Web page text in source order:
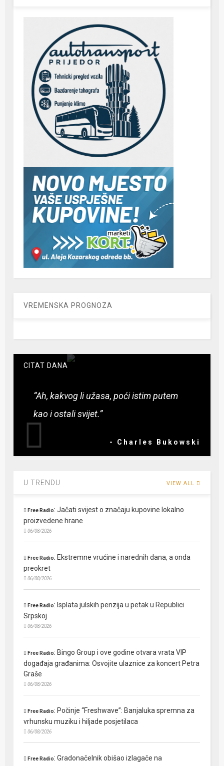
VREMENSKA PROGNOZA
CITAT DANA
“Ah, kakvog li užasa, poći istim putem
kao i ostali svijet.”
- Charles Bukowski
U TRENDU VIEW ALL
Free Radio:Jačati svijest o značaju kupovine lokalno
proizvedene hrane
06/08/2026
Free Radio: Ekstremne vrućine i narednih dana, a onda
preokret
06/08/2026
Free Radio: Isplata julskih penzija u petak u Republici
Srpskoj
06/08/2026
Free Radio: Bingo Group i ove godine otvara vrata VIP
događaja građanima: Osvojite ulaznice za koncert Petra
Graše
06/08/2026
Free Radio: Počinje “Freshwave”: Banjaluka spremna za
vrhunsku muziku i hiljade posjetilaca
06/08/2026
Free Radio:Gradonačelnik obišao izlagače na